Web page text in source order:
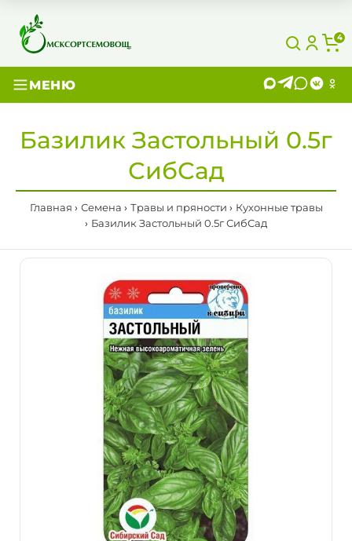
4
МЕНЮ
Базилик Застольный 0.5г
СибСад
Главная Семена Травы и пряности
Кухонные травы
Базилик Застольный 0.5г СибСад